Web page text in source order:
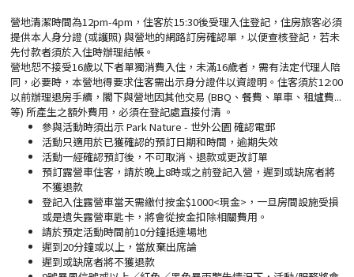
營地清潔時間為12pm-4pm，住客於15:30後受理入住登記，住房旅客必須
提供本人身分證 (或護照) 與營地的網路訂房確認單，以便查核登記，若未
先付款者須於入住時辦理結帳。
營地恕不接受16歲以下者單獨消費入住，未滿16歲者，需有法定代理人陪
同，必要時，本營地得要求住客需出示身分證件以資證明。住客須於12:00
以前辦理退房手續，閣下與營地因其他交易 (BBQ、餐費、單車、租爐費...
等) 所產生之額外費用，必須在登記處直接付清 。
參與活動時須出示 Park Nature - 世外公園 確認電郵
活動只適用於已獲確認的預訂日期和時間，逾期失效
活動一經確認預訂後，不可取消、退款或更改訂單
預訂露營車住客，請於晚上8時或之前登記入營，遲到或缺席者將
不獲退款
登記入住露營車當天需繳付按金$1000<現金>，一旦房間設施受損
或是遺失露營車匙卡，將會從按金扣除相關費用。
請於預定活動時間前10分鐘抵達場地
遲到20分鐘或以上，當放棄出席論
遲到或缺席者將不獲退款